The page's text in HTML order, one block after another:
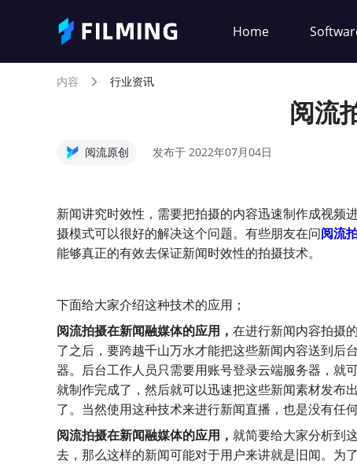
Home
内容 行业资讯
阅流
阅流原创 发布于 2022年07月04日
新闻讲究时效性，需要把拍摄的内容迅速制作成视频
摄模式可以很好的解决这个问题。有些朋友在问阅流
能够真正的有效去保证新闻时效性的拍摄技术。
下面给大家介绍这种技术的应用；
阅流拍摄在新闻融媒体的应用 ， 在进行新闻内容拍摄
了之后，要跨越千山万水才能把这些新闻内容送到后
器。后台工作人员只需要用账号登录云端服务器，就
就制作完成了，然后就可以迅速把这些新闻素材发布
了。当然使用这种技术来进行新闻直播，也是没有任
阅流拍摄在新闻融媒体的应用 ， 就简要给大家分析到
去，那么这样的新闻可能对于用户来讲就是旧闻。为